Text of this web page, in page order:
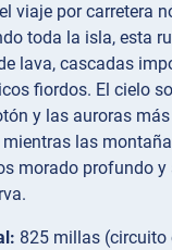
viaje por carretera
toda la isla, esta
lava, cascadas
fiordos. El cielo
y las auroras
las
morado profundo y
825 millas (circuito